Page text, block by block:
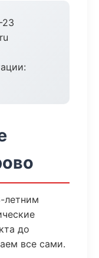
летним
до
все сами.